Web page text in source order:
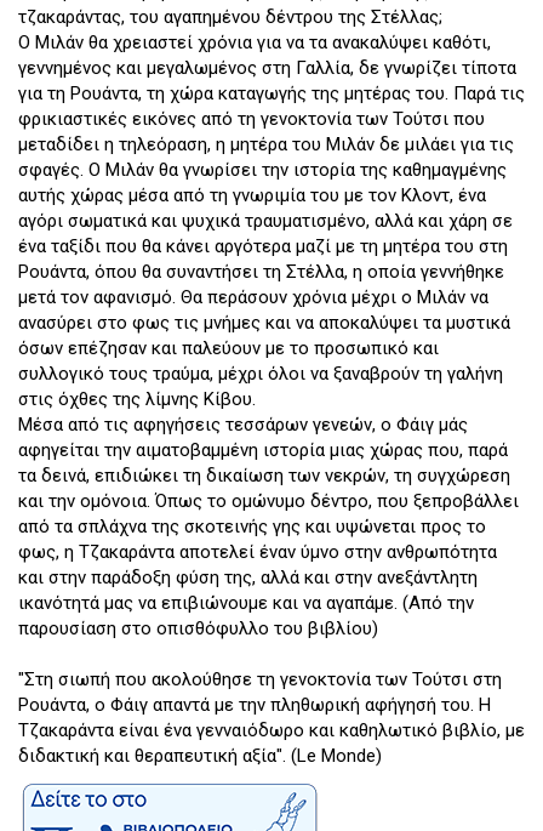
τζακαράντας, του αγαπημένου δέντρου της Στέλλας;
Ο Μιλάν θα χρειαστεί χρόνια για να τα ανακαλύψει καθότι,
γεννημένος και μεγαλωμένος στη Γαλλία, δε γνωρίζει τίποτα
για τη Ρουάντα, τη χώρα καταγωγής της μητέρας του. Παρά τις
φρικιαστικές εικόνες από τη γενοκτονία των Τούτσι που
μεταδίδει η τηλεόραση, η μητέρα του Μιλάν δε μιλάει για τις
σφαγές. Ο Μιλάν θα γνωρίσει την ιστορία της καθημαγμένης
αυτής χώρας μέσα από τη γνωριμία του με τον Κλοντ, ένα
αγόρι σωματικά και ψυχικά τραυματισμένο, αλλά και χάρη σε
ένα ταξίδι που θα κάνει αργότερα μαζί με τη μητέρα του στη
Ρουάντα, όπου θα συναντήσει τη Στέλλα, η οποία γεννήθηκε
μετά τον αφανισμό. Θα περάσουν χρόνια μέχρι ο Μιλάν να
ανασύρει στο φως τις μνήμες και να αποκαλύψει τα μυστικά
όσων επέζησαν και παλεύουν με το προσωπικό και
συλλογικό τους τραύμα, μέχρι όλοι να ξαναβρούν τη γαλήνη
στις όχθες της λίμνης Κίβου.
Μέσα από τις αφηγήσεις τεσσάρων γενεών, ο Φάιγ μάς
αφηγείται την αιματοβαμμένη ιστορία μιας χώρας που, παρά
τα δεινά, επιδιώκει τη δικαίωση των νεκρών, τη συγχώρεση
και την ομόνοια. Όπως το ομώνυμο δέντρο, που ξεπροβάλλει
από τα σπλάχνα της σκοτεινής γης και υψώνεται προς το
φως, η Τζακαράντα αποτελεί έναν ύμνο στην ανθρωπότητα
και στην παράδοξη φύση της, αλλά και στην ανεξάντλητη
ικανότητά μας να επιβιώνουμε και να αγαπάμε. (Από την
παρουσίαση στο οπισθόφυλλο του βιβλίου)
"Στη σιωπή που ακολούθησε τη γενοκτονία των Τούτσι στη
Ρουάντα, ο Φάιγ απαντά με την πληθωρική αφήγησή του. Η
Τζακαράντα είναι ένα γενναιόδωρο και καθηλωτικό βιβλίο, με
διδακτική και θεραπευτική αξία". (Le Monde)